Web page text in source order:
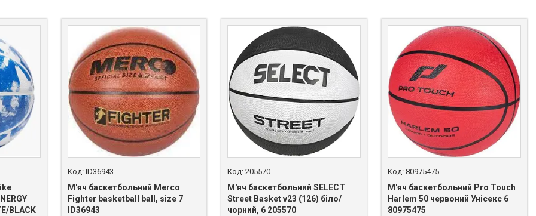
BLACK
ID36943
М'яч баскетбольний Merco
Fighter basketball ball, size 7
ID36943
205570
М'яч баскетбольний SELECT
Street Basket v23 (126) біло/
чорний, 6 205570
80975475
М'яч баскетбольний Pro Touch
Harlem 50 червоний Унісекс 6
80975475